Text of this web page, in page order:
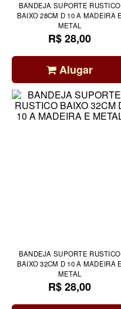
BANDEJA SUPORTE RUSTICO
BAIXO 28CM D 10 A MADEIRA E
METAL
R$ 28,00
Alugar
BANDEJA SUPORTE RUSTICO
BAIXO 32CM D 10 A MADEIRA E
METAL
R$ 28,00